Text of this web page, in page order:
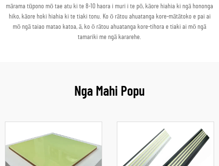
mārama tūpono mō tae atu ki te 8-10 haora i muri i te pō, kāore hiahia ki ngā hononga
hiko, kāore hoki hiahia ki te tiaki tonu. Ko ō rātou ahuatanga kore-mātātoko e pai ai
mō ngā taiao matao katoa, ā, ko ō rātou ahuatanga kore-tihora e tiaki ai mō ngā
tamariki me ngā kararehe.
Nga Mahi Popu